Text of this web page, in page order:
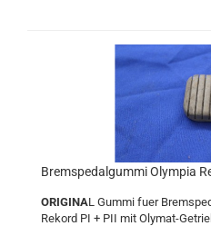
Bremspedalgummi Olympia
ORIGINAL Gummi fuer
Rekord PI + PII mit Olymat-